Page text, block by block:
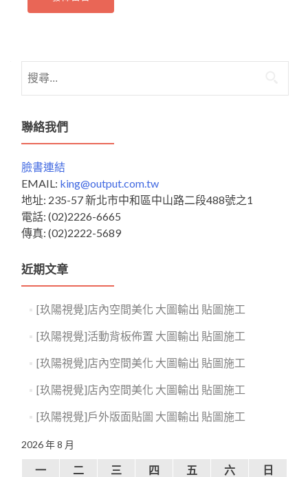
尋
鍵
字:
聯絡我們
臉書連結
EMAIL: king@output.com.tw
地址: 235-57 新北市中和區中山路二段488號之1
電話: (02)2226-6665
傳真: (02)2222-5689
近期文章
[玖陽視覺]店內空間美化 大圖輸出 貼圖施工
[玖陽視覺]活動背板佈置 大圖輸出 貼圖施工
[玖陽視覺]店內空間美化 大圖輸出 貼圖施工
[玖陽視覺]店內空間美化 大圖輸出 貼圖施工
[玖陽視覺]戶外版面貼圖 大圖輸出 貼圖施工
2026 年 8 月
一 二 三 四 五 六
日